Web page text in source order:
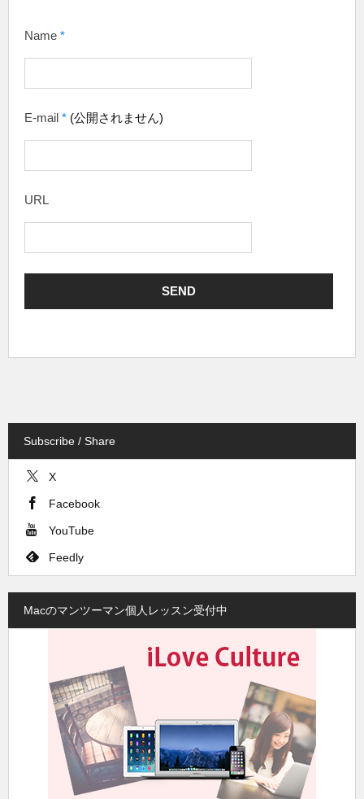
Name *
E-mail * (公開されません)
URL
Subscribe / Share
X
Facebook
YouTube
Feedly
Macのマンツーマン個人レッスン受付中